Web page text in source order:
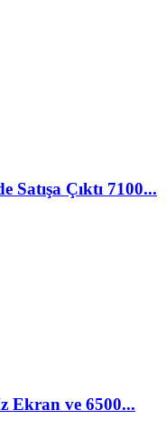
Çıktı 7100...
Ekran ve 6500...